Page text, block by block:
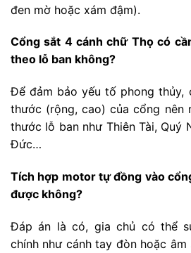
đen mờ hoặc xám đậm).
Cổng sắt 4 cánh chữ Thọ có
theo lỗ ban không?
Để đảm bảo yếu tố phong thủy,
thước (rộng, cao) của cổng nên
thước lỗ ban như Thiên Tài, Quý
Đức…
Tích hợp motor tự đồng vào
được không?
Đáp án là có, gia chủ có thể
chính như cánh tay đòn hoặc